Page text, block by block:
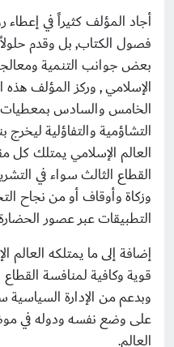
أجاد المؤلف كثيراً في
فصول الكتاب, بل وقدم
بعض جوانب التنمية
الإسلامي , وركز المؤلف هذه
الخامس والسادس بمعطيات
التشاؤمية والتفاؤلية ليخرج
العالم الإسلامي يمتلك
القطاع الثالث سواء في
وزكاة وأوقاف أو من نجاح
التطبيقات عبر عصور
إضافة إلى ما يمتلكه العالم
قوية وكافية لمنافسة
وبدعم من الإدارة
على وضع نفسه ودوله في
العالم.